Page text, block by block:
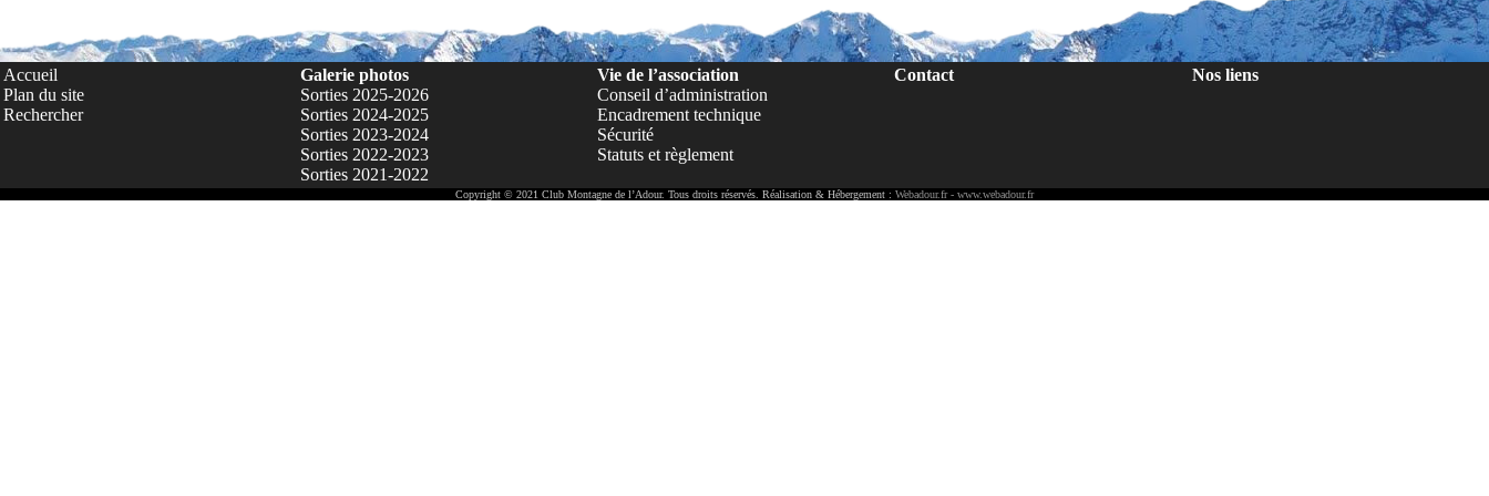
Accueil
Plan du site
Rechercher
Galerie photos
Sorties 2025-2026
Sorties 2024-2025
Sorties 2023-2024
Sorties 2022-2023
Sorties 2021-2022
Vie de l’association
Conseil d’administration
Encadrement technique
Sécurité
Statuts et règlement
Contact Nos liens
Copyright © 2021 Club Montagne de l’Adour. Tous droits réservés. Réalisation & Hébergement : Webadour.fr - www.webadour.fr